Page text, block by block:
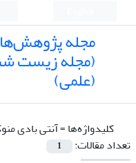
مجله
(مجله زیست
(علمی)
کلیدواژه‌ها =آنتی بادی
تعداد مقالات:
1